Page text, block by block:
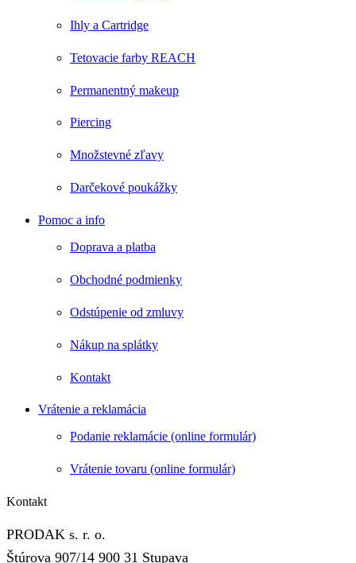
Ihly a Cartridge
Tetovacie farby REACH
Permanentný makeup
Piercing
Množstevné zľavy
Darčekové poukážky
Pomoc a info
Doprava a platba
Obchodné podmienky
Odstúpenie od zmluvy
Nákup na splátky
Kontakt
Vrátenie a reklamácia
Podanie reklamácie (online formulár)
Vrátenie tovaru (online formulár)
Kontakt
PRODAK s. r. o.
Štúrova 907/14 900 31 Stupava